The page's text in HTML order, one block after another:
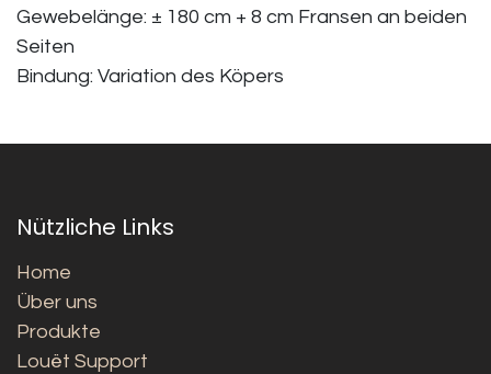
Gewebelänge: ± 180 cm + 8 cm Fransen an beiden
Seiten
Bindung: Variation des Köpers
Nützliche Links
Home
Über uns
Produkte
Louët Support